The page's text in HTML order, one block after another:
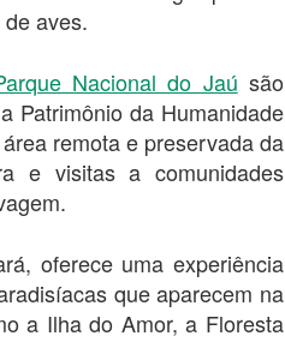
aves.
Nacional do Jaú são
Patrimônio da Humanidade
remota e preservada da
e visitas a comunidades
oferece uma experiência
que aparecem na
a Ilha do Amor, a Floresta